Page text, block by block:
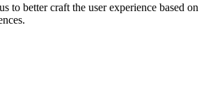
to better craft the user experience based on